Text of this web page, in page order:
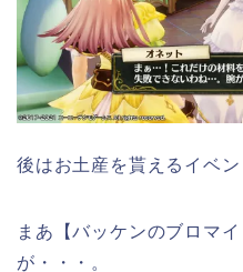
後はお土産を貰えるイベン
まあ【バッケンのブロマ
が・・・。